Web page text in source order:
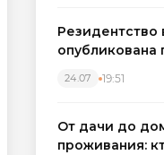
Резидентство
опубликована
налоговых
24.07 19:51
От дачи до
проживания: